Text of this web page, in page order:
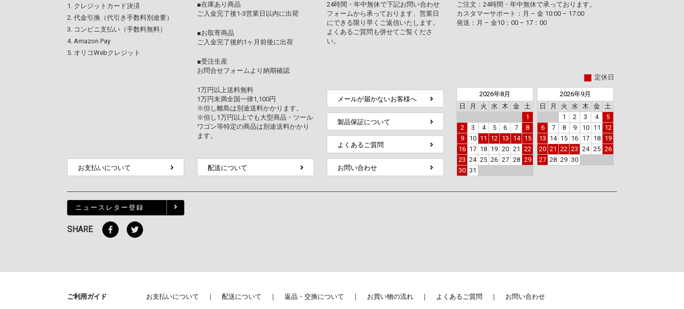
クレジットカード決済
代金引換（代引き手数料別途要）
コンビニ支払い（手数料無料）
Amazon Pay
オリコWebクレジット
お支払いについて
■在庫あり商品
ご入金完了後1-3営業日以内に出荷
■お取寄商品
ご入金完了後約1ヶ月前後に出荷
■受注生産
お問合せフォームより納期確認
1万円以上送料無料
1万円未満全国一律1,100円
※但し離島は別途送料かかります。
※但し1万円以上でも大型商品・ツール
ワゴン等特定の商品は別途送料かかり
ます。
配送について
24時間・年中無休で下記お問い合わせ
フォームから承っております、営業日
にできる限り早くご返信いたします。
よくあるご質問も併せてご覧くださ
い。
メールが届かないお客様へ
製品保証について
よくあるご質問
お問い合わせ
ご注文：24時間・年中無休で承っております。
カスタマーサポート：月 – 金 10:00 – 17:00
発送：月 – 金10：00 – 17：00
定休日
2026年8月
日
月 火 水 木 金
土
1
2
3 4 5 6 7
8
9
10 11 12 13 14
15
16 17 18 19 20 21
22
23 24 25 26 27 28 29
30 31
2026年9月
日
月 火 水 木 金
土
1
2 3 4
5
6
7 8 9 10 11
12
13 14 15 16 17 18
19
20 21 22 23 24 25 26
27 28 29 30
ニュースレター登録
SHARE
ご利用ガイド お支払いについて 配送について 返品・交換について お買い物の流れ よくあるご質問 お問い合わせ